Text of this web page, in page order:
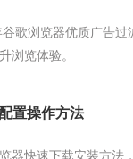
歌浏览器优质广告
浏览体验。
置操作方法
器快速下载安装方法